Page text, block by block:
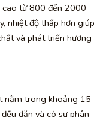
cao từ 800 đến 2000
nhiệt độ thấp hơn giúp
và phát triển hương
nằm trong khoảng 15
đặn và có sự phân